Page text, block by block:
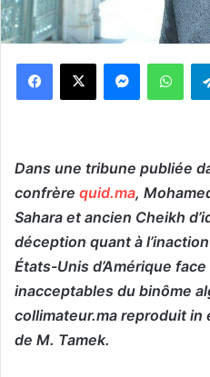
WhatsApp
Dans une tribune publiée
confrère quid.ma,
Sahara et ancien Cheikh
déception quant à
États-Unis d’Amérique
inacceptables du binôme
collimateur.ma reproduit in
de M. Tamek.